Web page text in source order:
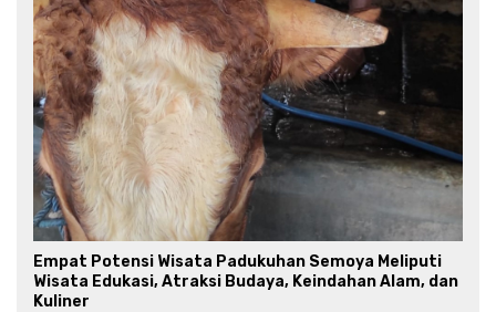
Empat Potensi Wisata Padukuhan Semoya Meliputi
Wisata Edukasi, Atraksi Budaya, Keindahan Alam, dan
Kuliner